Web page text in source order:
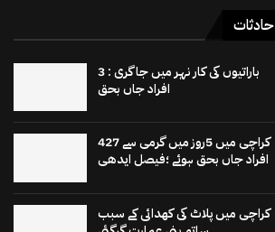
حادثات
باراتیوں کی کار نہر میں جاگری : 3
افراد جاں بحق
کراچی میں 5روز میں گرمی سے 427
افراد جاں بحق ہوئے ؛فیصل ایدھی
کراچی میں پلاٹ کی کھدائی کے سبب